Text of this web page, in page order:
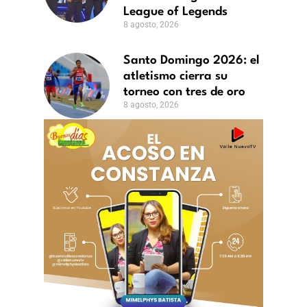
League of Legends
8 agosto, 2026
Santo Domingo 2026: el
atletismo cierra su
torneo con tres de oro
8 agosto, 2026